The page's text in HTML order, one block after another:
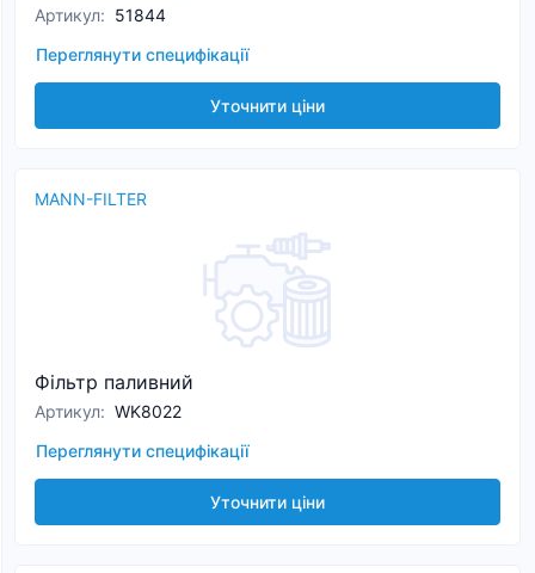
Артикул: 51844
Переглянути специфікації
Уточнити ціни
MANN-FILTER
Фільтр паливний
Артикул: WK8022
Переглянути специфікації
Уточнити ціни